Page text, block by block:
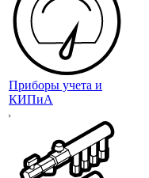
Приборы учета и
КИПиА